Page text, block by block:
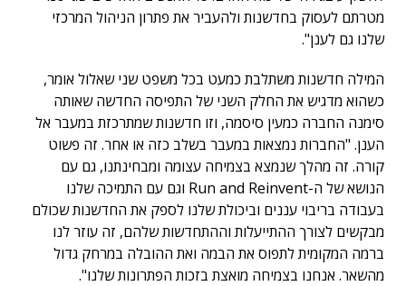
מטרתם לעסוק בחדשנות ולהעביר את פתרון הניהול המרכזי
שלנו גם לענן".
המילה חדשנות משתלבת כמעט בכל משפט שני שאלול אומר,
כשהוא מדגיש את החלק השני של התפיסה החדשה שאותה
סימנה החברה כמעין סיסמה, וזו חדשנות שמתרכזת במעבר אל
הענן. "החברות נמצאות במעבר בשלב כזה או אחר. זה פשוט
קורה. זה מהלך שנמצא בצמיחה עצומה ומבחינתנו, גם עם
הנושא של ה-Run and Reinvent וגם עם התמיכה שלנו
בעבודה בריבוי עננים וביכולת שלנו לספק את החדשנות שכולם
מבקשים לצורך ההתייעלות וההתחדשות שלהם, זה עוזר לנו
ברמה המקומית לתפוס את הבמה ואת ההובלה במרחק גדול
מהשאר. אנחנו בצמיחה מואצת בזכות הפתרונות שלנו".